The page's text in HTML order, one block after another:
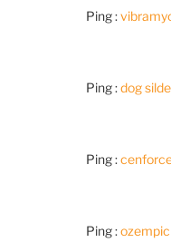
Ping :
Ping :dog
Ping :
Ping :